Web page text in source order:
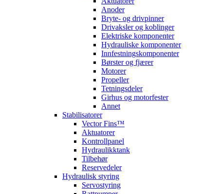
Anoder
Bryte- og drivpinner
Drivaksler og koblinger
Elektriske komponenter
Hydrauliske komponenter
Innfestningskomponenter
Børster og fjærer
Motorer
Propeller
Tetningsdeler
Girhus og motorfester
Annet
Stabilisatorer
Vector Fins™
Aktuatorer
Kontrollpanel
Hydraulikktank
Tilbehør
Reservedeler
Hydraulisk styring
Servostyring